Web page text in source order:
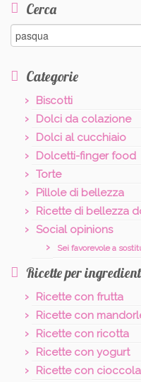
Cerca
Ricerca
per:
Categorie
Biscotti
Dolci da colazione
Dolci al cucchiaio
Dolcetti-finger food
Torte
Pillole di bellezza
Ricette di bellezza
Social opinions
Sei favorevole a
Ricette per
Ricette con frutta
Ricette con
Ricette con ricotta
Ricette con yogurt
Ricette con